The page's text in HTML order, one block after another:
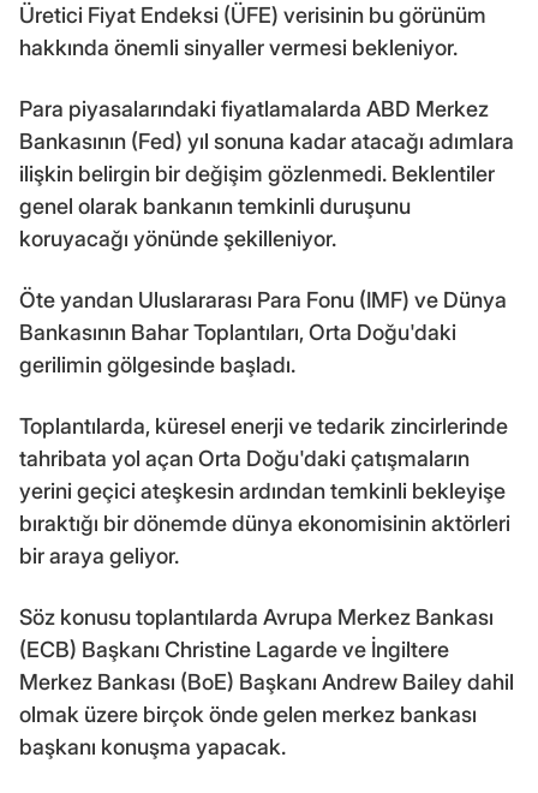
Üretici Fiyat Endeksi (ÜFE) verisinin bu görünüm
hakkında önemli sinyaller vermesi bekleniyor.
Para piyasalarındaki fiyatlamalarda ABD Merkez
Bankasının (Fed) yıl sonuna kadar atacağı adımlara
ilişkin belirgin bir değişim gözlenmedi. Beklentiler
genel olarak bankanın temkinli duruşunu
koruyacağı yönünde şekilleniyor.
Öte yandan Uluslararası Para Fonu (IMF) ve Dünya
Bankasının Bahar Toplantıları, Orta Doğu'daki
gerilimin gölgesinde başladı.
Toplantılarda, küresel enerji ve tedarik zincirlerinde
tahribata yol açan Orta Doğu'daki çatışmaların
yerini geçici ateşkesin ardından temkinli bekleyişe
bıraktığı bir dönemde dünya ekonomisinin aktörleri
bir araya geliyor.
Söz konusu toplantılarda Avrupa Merkez Bankası
(ECB) Başkanı Christine Lagarde ve İngiltere
Merkez Bankası (BoE) Başkanı Andrew Bailey dahil
olmak üzere birçok önde gelen merkez bankası
başkanı konuşma yapacak.